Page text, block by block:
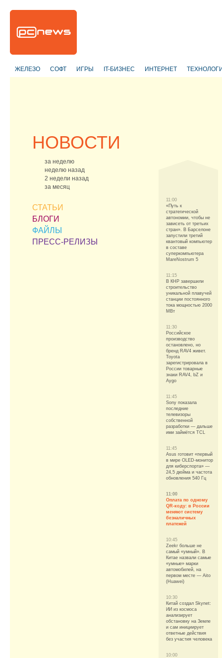
ЖЕЛЕЗО СОФТ ИГРЫ IT-БИЗНЕС ИНТЕРНЕТ
НОВОСТИ
за неделю
неделю назад
2 недели назад
за месяц
СТАТЬИ
БЛОГИ
ФАЙЛЫ
ПРЕСС-РЕЛИЗЫ
11:00
«Путь к
стратегической
автономии, чтобы не
зависеть от третьих
стран». В Барселоне
запустили третий
квантовый компьютер
в составе
суперкомпьютера
MareNostrum 5
11:15
В КНР завершили
строительство
уникальной плавучей
станции постоянного
тока мощностью 2000
МВт
11:30
Российское
производство
остановлено, но
бренд RAV4 живет.
Toyota
зарегистрировала в
России товарные
знаки RAV4, bZ и
Aygo
11:45
Sony показала
последние
телевизоры
собственной
разработки — дальше
ими займётся TCL
11:45
Asus готовит «первый
в мире OLED-монитор
для киберспорта» —
24,5 дюйма и частота
обновления 540 Гц
11:00
Оплата по одному
QR-коду: в России
меняют систему
безналичных
платежей
10:45
Zeekr больше не
самый «умный». В
Китае назвали самые
«умные» марки
автомобилей, на
первом месте — Aito
(Huawei)
10:30
Китай создал Skynet:
ИИ из космоса
анализирует
обстановку на Земле
и сам инициирует
ответные действия
без участия человека
10:00